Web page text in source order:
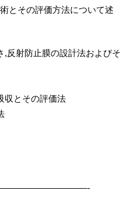
とその評価方法について述
射防止膜の設計法およびそ
とその評価法